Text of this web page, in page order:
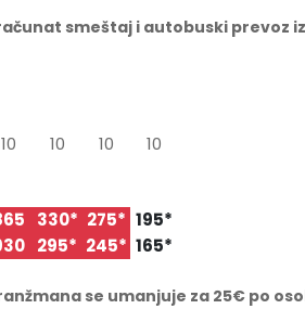
čunat smeštaj i autobuski prevoz
10 10 10
10
330* 275* 195*
295* 245* 165*
se umanjuje za 25€ po